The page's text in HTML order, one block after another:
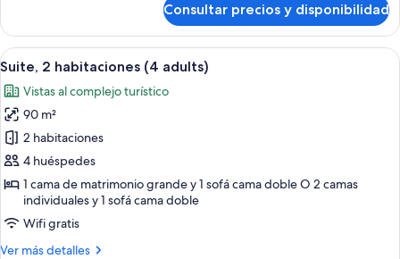
3
children)
2
habitaciones,
terraza
adults
+
3
children)
Consultar precios y disponibilidad
Abrir
todas
las
fotos
de
Suite,
2
habitaciones
(4
adults)
Una habitación de hotel con cama,
7
Suite, 2 habitaciones (4 adults)
Vistas al complejo turístico
90 m²
2 habitaciones
4 huéspedes
1 cama de matrimonio grande y 1 sofá cama doble O 2 camas
individuales y 1 sofá cama doble
Wifi gratis
Ver más detalles
Más